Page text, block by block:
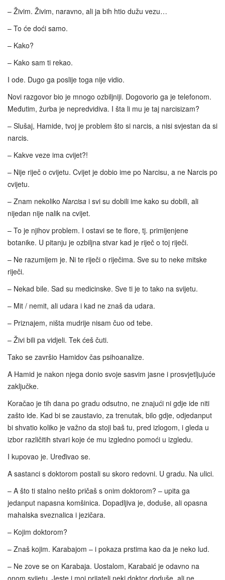
– Živim. Živim, naravno, ali ja bih htio dužu vezu…
– To će doći samo.
– Kako?
– Kako sam ti rekao.
I ode. Dugo ga poslije toga nije vidio.
Novi razgovor bio je mnogo ozbiljniji. Dogovorio ga je telefonom.
Međutim, žurba je nepredvidiva. I šta li mu je taj narcisizam?
– Slušaj, Hamide, tvoj je problem što si narcis, a nisi svjestan da si
narcis.
– Kakve veze ima cvijet?!
– Nije riječ o cvijetu. Cvijet je dobio ime po Narcisu, a ne Narcis po
cvijetu.
– Znam nekoliko Narcisa i svi su dobili ime kako su dobili, ali
nijedan nije nalik na cvijet.
– To je njihov problem. I ostavi se te flore, tj. primijenjene
botanike. U pitanju je ozbiljna stvar kad je riječ o toj riječi.
– Ne razumijem je. Ni te riječi o riječima. Sve su to neke mitske
riječi.
– Nekad bile. Sad su medicinske. Sve ti je to tako na svijetu.
– Mit / nemit, ali udara i kad ne znaš da udara.
– Priznajem, ništa mudrije nisam čuo od tebe.
– Živi bili pa vidjeli. Tek ćeš čuti.
Tako se završio Hamidov čas psihoanalize.
A Hamid je nakon njega donio svoje sasvim jasne i prosvjetljujuće
zaključke.
Koračao je tih dana po gradu odsutno, ne znajući ni gdje ide niti
zašto ide. Kad bi se zaustavio, za trenutak, bilo gdje, odjedanput
bi shvatio koliko je važno da stoji baš tu, pred izlogom, i gleda u
izbor različitih stvari koje će mu izgledno pomoći u izgledu.
I kupovao je. Uređivao se.
A sastanci s doktorom postali su skoro redovni. U gradu. Na ulici.
– A što ti stalno nešto pričaš s onim doktorom? – upita ga
jedanput napasna komšinica. Dopadljiva je, doduše, ali opasna
mahalska sveznalica i jezičara.
– Kojim doktorom?
– Znaš kojim. Karabajom – i pokaza prstima kao da je neko lud.
– Ne zove se on Karabaja. Uostalom, Karabaić je odavno na